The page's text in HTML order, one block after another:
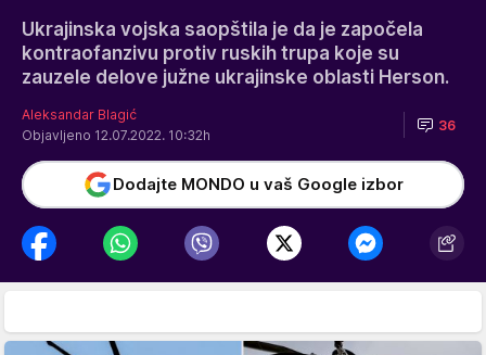
Ukrajinska vojska saopštila je da je započela
kontraofanzivu protiv ruskih trupa koje su
zauzele delove južne ukrajinske oblasti Herson.
Aleksandar Blagić
Objavljeno 12.07.2022. 10:32h
36
Dodajte MONDO u vaš Google izbor